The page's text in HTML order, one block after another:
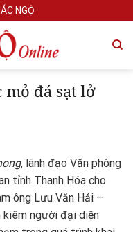
NGỘ
mỏ đá sạt lở
, lãnh đạo Văn phòng
tỉnh Thanh Hóa cho
ông Lưu Văn Hải –
kiêm người đại diện